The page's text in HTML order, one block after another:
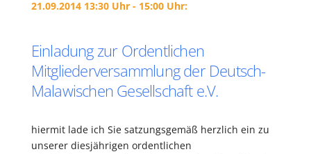
21.09.2014 13:30 Uhr - 15:00 Uhr:
Einladung zur Ordentlichen
Mitgliederversammlung der Deutsch-
Malawischen Gesellschaft e.V.
hiermit lade ich Sie satzungsgemäß herzlich ein zu
unserer diesjährigen ordentlichen